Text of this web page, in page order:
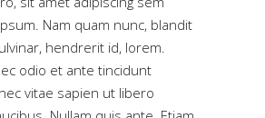
Nam quam nunc, blandit
hendrerit id, lorem.
odio et ante tincidunt
vitae sapien ut libero